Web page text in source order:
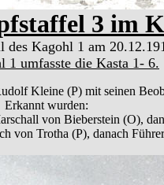
3 im
des Kagohl 1 am
1 umfasste die Kasta 1- 6.
Kleine (P) mit seinen
Erkannt wurden:
von Bieberstein (O),
von Trotha (P), danach